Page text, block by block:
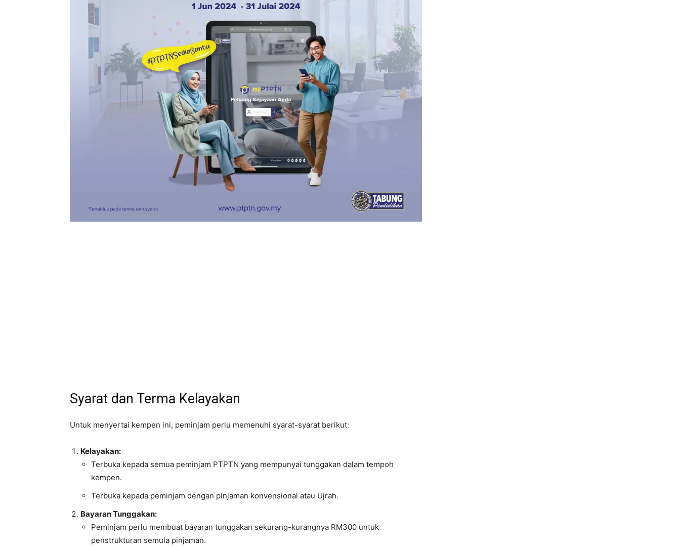
Syarat dan Terma Kelayakan
Untuk menyertai kempen ini, peminjam perlu memenuhi syarat-syarat berikut:
Kelayakan:
Terbuka kepada semua peminjam PTPTN yang mempunyai tunggakan dalam tempoh
kempen.
Terbuka kepada peminjam dengan pinjaman konvensional atau Ujrah.
Bayaran Tunggakan:
Peminjam perlu membuat bayaran tunggakan sekurang-kurangnya RM300 untuk
penstrukturan semula pinjaman.